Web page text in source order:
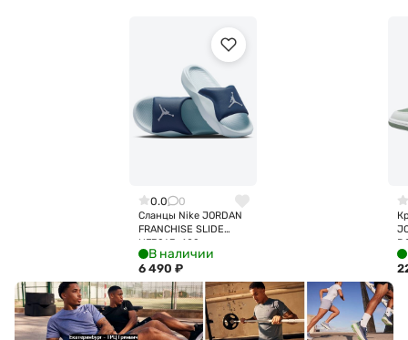
0.0 0
Сланцы Nike JORDAN
FRANCHISE SLIDE
HF3263-402
В наличии
6 490 ₽